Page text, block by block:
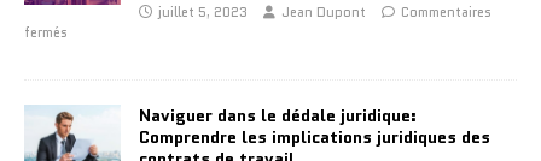
juillet 5, 2023 Jean Dupont
Commentaires
fermés
Naviguer dans le dédale juridique:
Comprendre les implications juridiques des